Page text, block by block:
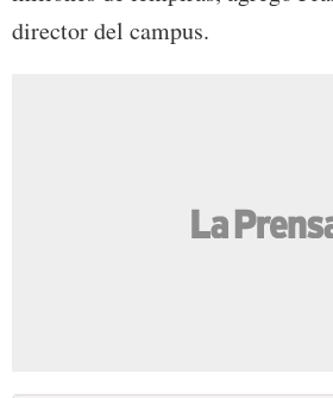
director del campus.